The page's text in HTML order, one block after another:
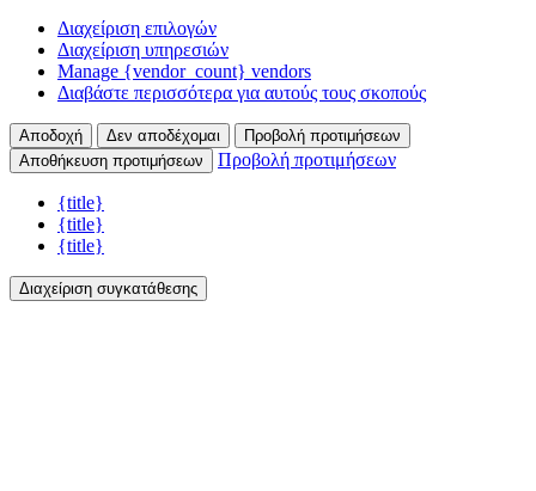
Διαχείριση επιλογών
Διαχείριση υπηρεσιών
Manage {vendor_count} vendors
Διαβάστε περισσότερα για αυτούς τους σκοπούς
Αποδοχή Δεν αποδέχομαι
Προβολή προτιμήσεων
Αποθήκευση προτιμήσεων
Προβολή προτιμήσεων
{title}
{title}
{title}
Διαχείριση συγκατάθεσης